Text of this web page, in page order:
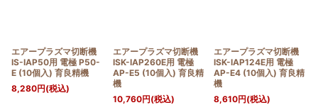
エアープラズマ切断機
IS-IAP50用 電極 P50-
E (10個入) 育良精機
8,280円(税込)
エアープラズマ切断機
ISK-IAP260E用 電極
AP-E5 (10個入) 育良精
機
10,760円(税込)
エアープラズマ切断機
ISK-IAP124E用 電極
AP-E4 (10個入) 育良精
機
8,610円(税込)